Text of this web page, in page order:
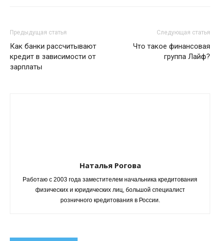
Предыдущая статья
Как банки рассчитывают
кредит в зависимости от
зарплаты
Следующая статья
Что такое финансовая
группа Лайф?
Наталья Рогова
Работаю с 2003 года заместителем начальника кредитования
физических и юридических лиц, большой специалист
розничного кредитования в России.